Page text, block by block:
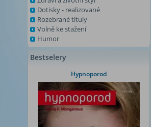
Dotisky - realizované
Rozebrané tituly
Volně ke stažení
Humor
Bestselery
Hypnoporod